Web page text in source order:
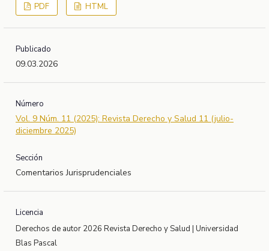
PDF HTML
Publicado
09.03.2026
Número
Vol. 9 Núm. 11 (2025): Revista Derecho y Salud 11 (julio-
diciembre 2025)
Sección
Comentarios Jurisprudenciales
Licencia
Derechos de autor 2026 Revista Derecho y Salud | Universidad
Blas Pascal